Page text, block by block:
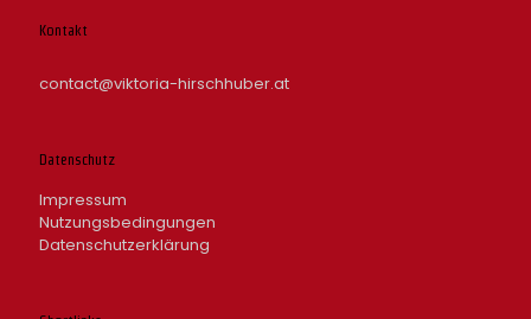
Kontakt
contact@viktoria-hirschhuber.at
Datenschutz
Impressum
Nutzungsbedingungen
Datenschutzerklärung